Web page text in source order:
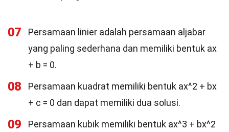
07
Persamaan linier adalah persamaan aljabar
yang paling sederhana dan memiliki bentuk ax
+ b = 0.
08
Persamaan kuadrat memiliki bentuk ax^2 + bx
+ c = 0 dan dapat memiliki dua solusi.
09
Persamaan kubik memiliki bentuk ax^3 + bx^2